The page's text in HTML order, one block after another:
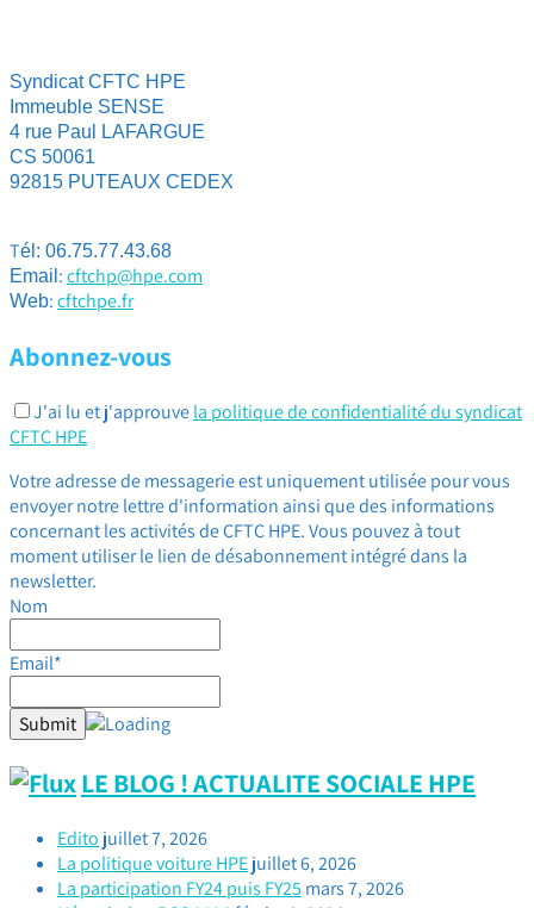
Syndicat CFTC HPE
Immeuble SENSE
4 rue Paul LAFARGUE
CS 50061
92815 PUTEAUX CEDEX
Tél: 06.75.77.43.68
Email :cftchp@hpe.com
Web:cftchpe.fr
Abonnez-vous
J'ai lu et j'approuvela politique de confidentialité du syndicat
CFTC HPE
Votre adresse de messagerie est uniquement utilisée pour vous
envoyer notre lettre d'information ainsi que des informations
concernant les activités de CFTC HPE. Vous pouvez à tout
moment utiliser le lien de désabonnement intégré dans la
newsletter.
Nom
Email*
LE BLOG ! ACTUALITE SOCIALE HPE
Edito juillet 7, 2026
La politique voiture HPEjuillet 6, 2026
La participation FY24 puis FY25 mars 7, 2026